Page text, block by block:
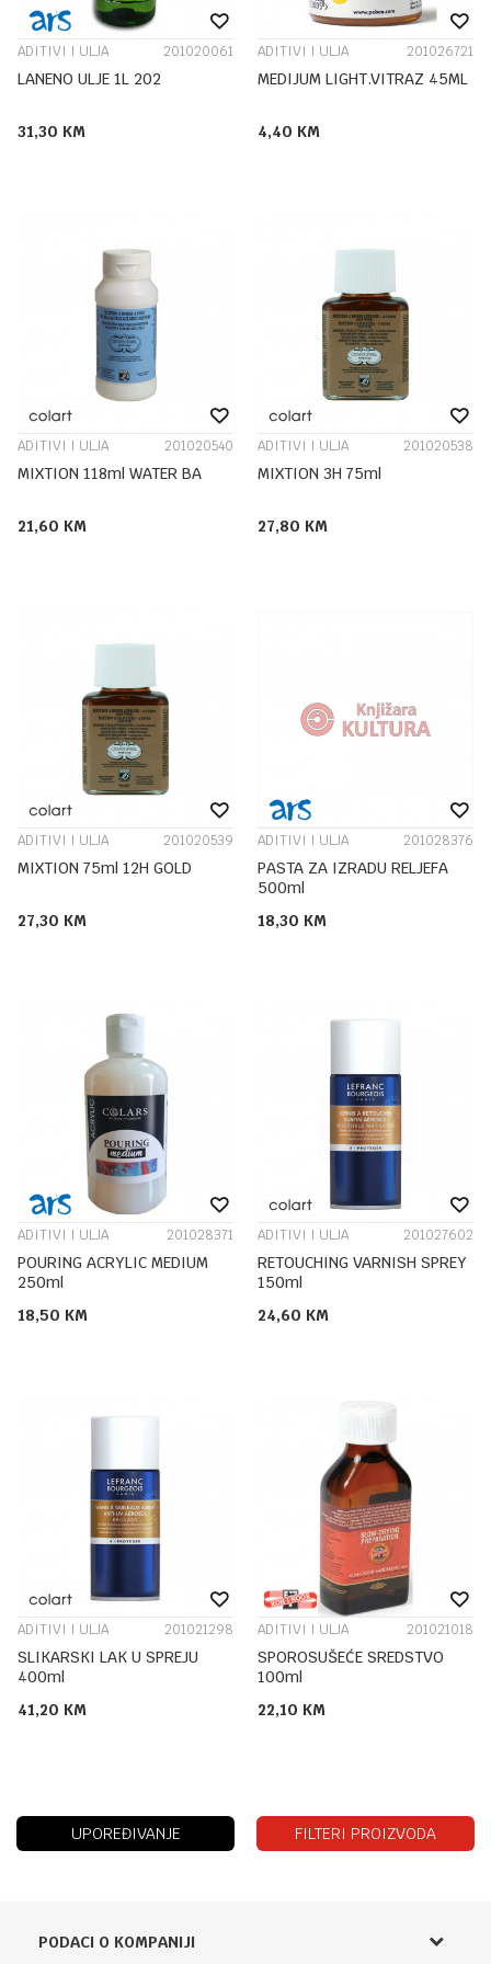
ADITIVI I ULJA 201020061
LANENO ULJE 1L 202
31,30 KM
ADITIVI I ULJA 201026721
MEDIJUM LIGHT.VITRAZ 45ML
4,40 KM
ADITIVI I ULJA 201020540
MIXTION 118ml WATER BA
21,60 KM
ADITIVI I ULJA 201020538
MIXTION 3H 75ml
27,80 KM
ADITIVI I ULJA 201020539
MIXTION 75ml 12H GOLD
27,30 KM
ADITIVI I ULJA 201028376
PASTA ZA IZRADU RELJEFA
500ml
18,30 KM
ADITIVI I ULJA 201028371
POURING ACRYLIC MEDIUM
250ml
18,50 KM
ADITIVI I ULJA 201027602
RETOUCHING VARNISH SPREY
150ml
24,60 KM
ADITIVI I ULJA 201021298
SLIKARSKI LAK U SPREJU
400ml
41,20 KM
ADITIVI I ULJA 201021018
SPOROSUŠEĆE SREDSTVO
100ml
22,10 KM
UPOREĐIVANJE FILTERI PROIZVODA
PODACI O KOMPANIJI